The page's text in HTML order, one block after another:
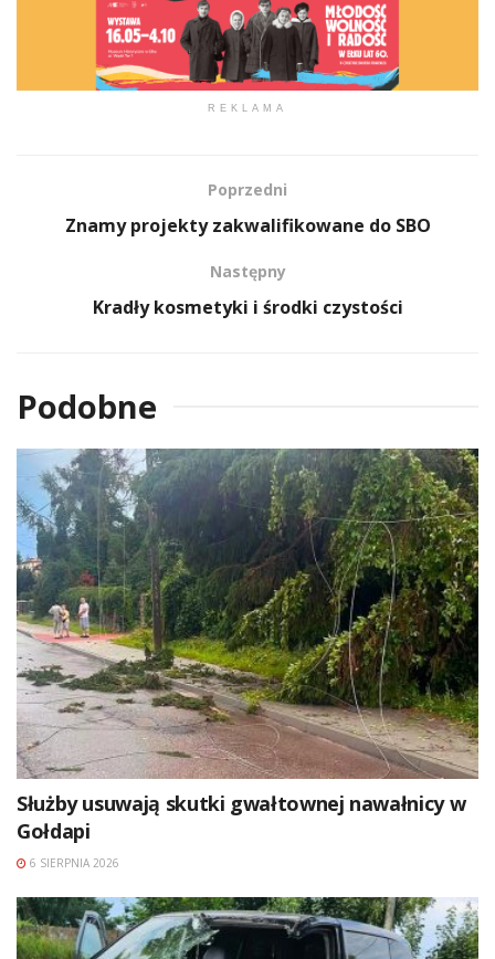
REKLAMA
Poprzedni
Znamy projekty zakwalifikowane do SBO
Następny
Kradły kosmetyki i środki czystości
Podobne
Służby usuwają skutki gwałtownej nawałnicy w
Gołdapi
6 SIERPNIA 2026